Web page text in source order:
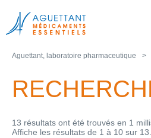
Aguettant, laboratoire pharmaceutique
13 résultats ont été trouvés en 1
Affiche les résultats de 1 à 10 sur 13.